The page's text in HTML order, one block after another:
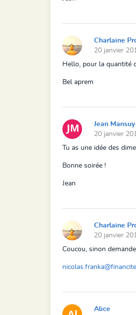
Charlaine
20 janvier
Hello, pour la quantité
Bel aprem
Jean Mansuy
20 janvier
Tu as une idée des
Bonne soirée !
Jean
Charlaine
20 janvier
Coucou, sinon
Alice